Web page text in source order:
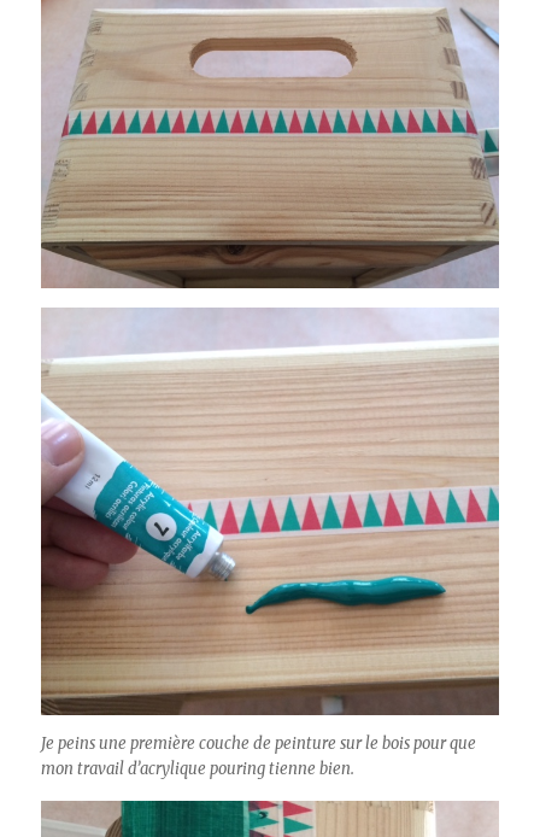
Je peins une première couche de peinture sur le bois pour que
mon travail d’acrylique pouring tienne bien.